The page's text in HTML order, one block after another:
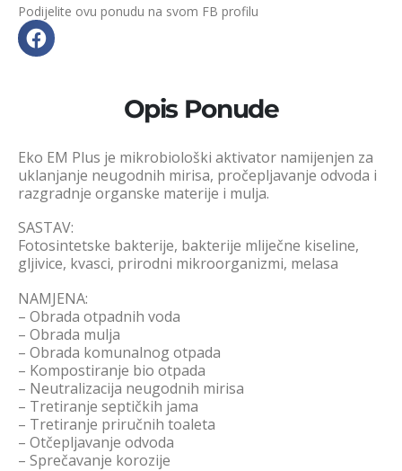
Podijelite ovu ponudu na svom FB profilu
Opis Ponude
Eko EM Plus je mikrobiološki aktivator namijenjen za
uklanjanje neugodnih mirisa, pročepljavanje odvoda i
razgradnje organske materije i mulja.
SASTAV:
Fotosintetske bakterije, bakterije mliječne kiseline,
gljivice, kvasci, prirodni mikroorganizmi, melasa
NAMJENA:
– Obrada otpadnih voda
– Obrada mulja
– Obrada komunalnog otpada
– Kompostiranje bio otpada
– Neutralizacija neugodnih mirisa
– Tretiranje septičkih jama
– Tretiranje priručnih toaleta
– Otčepljavanje odvoda
– Sprečavanje korozije